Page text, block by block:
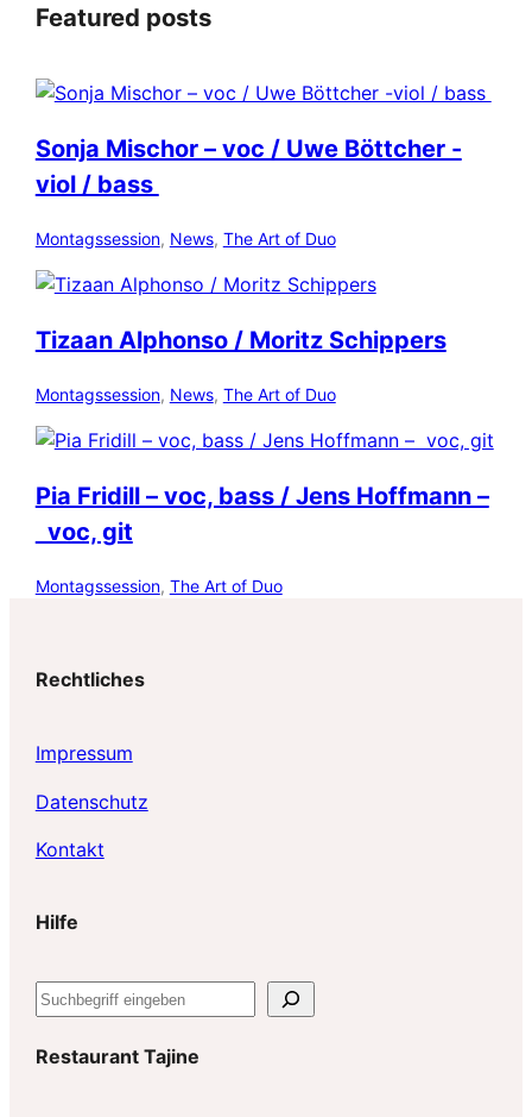
Featured posts
Sonja Mischor – voc / Uwe Böttcher -
viol / bass
Montagssession, News, The Art of Duo
Tizaan Alphonso / Moritz Schippers
Montagssession, News, The Art of Duo
Pia Fridill – voc, bass / Jens Hoffmann –
voc, git
Montagssession, The Art of Duo
Rechtliches
Impressum
Datenschutz
Kontakt
Hilfe
S
u
c
Restaurant Tajine